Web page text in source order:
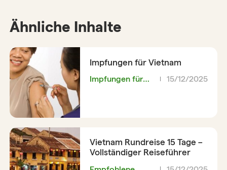
Ähnliche Inhalte
Impfungen für Vietnam
Impfungen für
15/12/2025
Vietnam Rundreise 15 Tage –
Vollständiger Reiseführer